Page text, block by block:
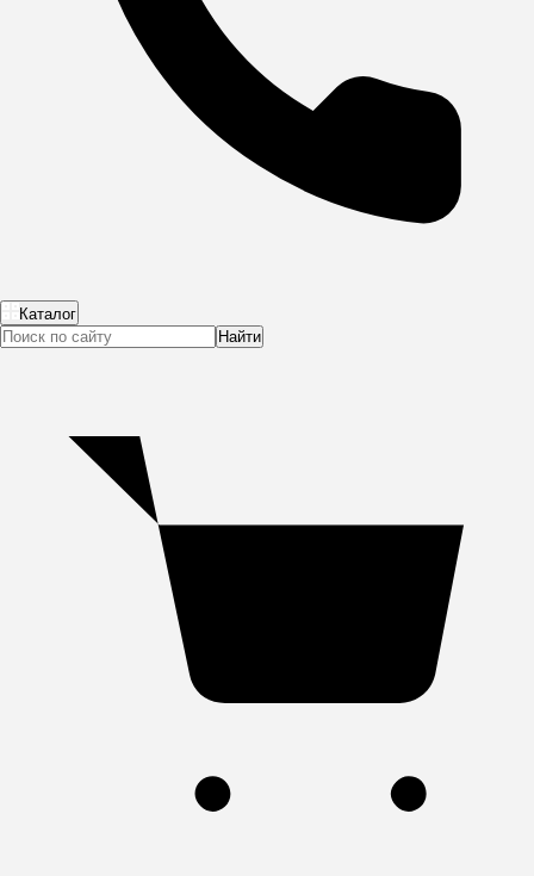
Каталог
Найти